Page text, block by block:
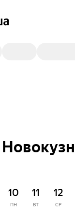
10
ПН
11
ВТ
12
СР